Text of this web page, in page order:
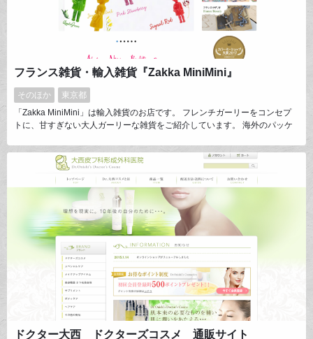
フランス雑貨・輸入雑貨『Zakka MiniMini』
そのほか
東京都
「Zakka MiniMini」は輸入雑貨のお店です。 フレンチガーリーをコンセプ
トに、甘すぎない大人ガーリーな雑貨をご紹介しています。 海外のパッケ
リカなどから。 日本であまり見かけない、ちょっと可愛い雑貨を探し
ドクター大西 ドクターズコスメ 通販サイト